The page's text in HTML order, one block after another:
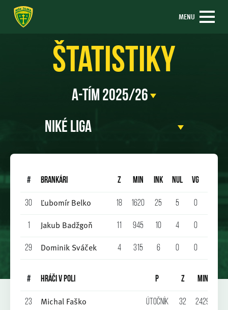
MENU
Štatistiky
# BRANKÁRI Z Min INK NUL VG
30 Ľubomír Belko 18 1620 25 5 0
1 Jakub Badžgoň 11 945 10 4 0
29 Dominik Sváček 4 315 6 0 0
# HRÁČI V POLI P Z MIN G
23 Michal Faško Útočník 32 2429